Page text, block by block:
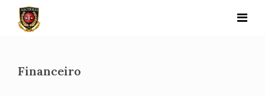
content
Financeiro